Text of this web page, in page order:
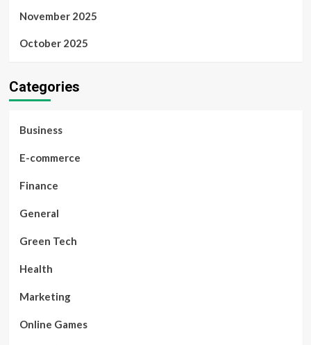
November 2025
October 2025
Categories
Business
E-commerce
Finance
General
Green Tech
Health
Marketing
Online Games